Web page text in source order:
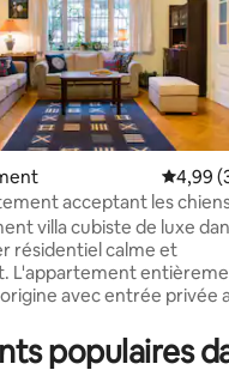
base de 268
4,99
acceptant les
villa cubiste de luxe
résidentiel calme et
L'appartement
avec entrée privée
Grand beau jardin.
équipée),
populaires